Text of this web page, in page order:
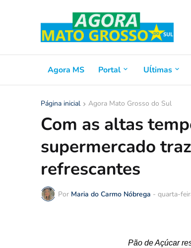
Agora MS Portal Uĺtimas
Página inicial Agora Mato Grosso do Sul
Com as altas
supermercado
refrescantes
Por Maria do Carmo Nóbrega - quarta-
Pão de Açúcar